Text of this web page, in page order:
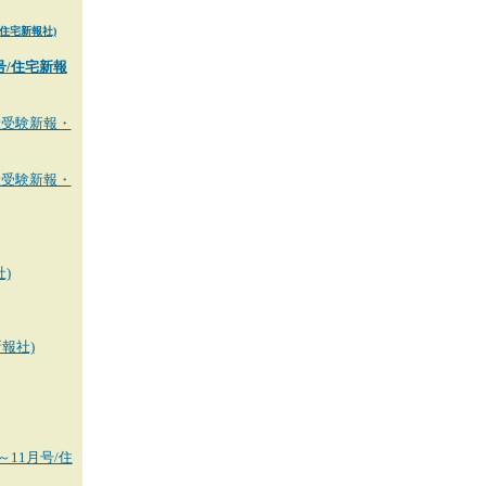
宅新報社)
/住宅新報
験新報・
験新報・
)
社)
11月号/住